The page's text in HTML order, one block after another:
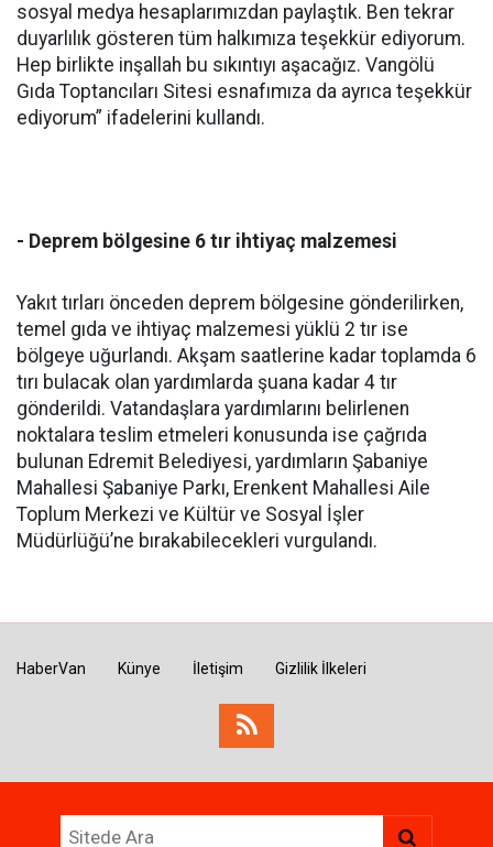
sosyal medya hesaplarımızdan paylaştık. Ben tekrar
duyarlılık gösteren tüm halkımıza teşekkür ediyorum.
Hep birlikte inşallah bu sıkıntıyı aşacağız. Vangölü
Gıda Toptancıları Sitesi esnafımıza da ayrıca teşekkür
ediyorum” ifadelerini kullandı.
- Deprem bölgesine 6 tır ihtiyaç malzemesi
Yakıt tırları önceden deprem bölgesine gönderilirken,
temel gıda ve ihtiyaç malzemesi yüklü 2 tır ise
bölgeye uğurlandı. Akşam saatlerine kadar toplamda 6
tırı bulacak olan yardımlarda şuana kadar 4 tır
gönderildi. Vatandaşlara yardımlarını belirlenen
noktalara teslim etmeleri konusunda ise çağrıda
bulunan Edremit Belediyesi, yardımların Şabaniye
Mahallesi Şabaniye Parkı, Erenkent Mahallesi Aile
Toplum Merkezi ve Kültür ve Sosyal İşler
Müdürlüğü’ne bırakabilecekleri vurgulandı.
HaberVan Künye İletişim Gizlilik İlkeleri